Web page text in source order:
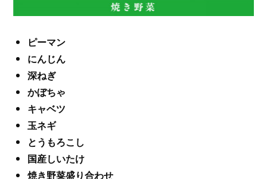
ピーマン
にんじん
深ねぎ
かぼちゃ
キャベツ
玉ネギ
とうもろこし
国産しいたけ
焼き野菜盛り合わせ